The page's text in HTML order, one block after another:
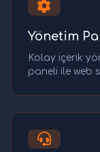
Yönetim
Kolay içerik
paneli ile web